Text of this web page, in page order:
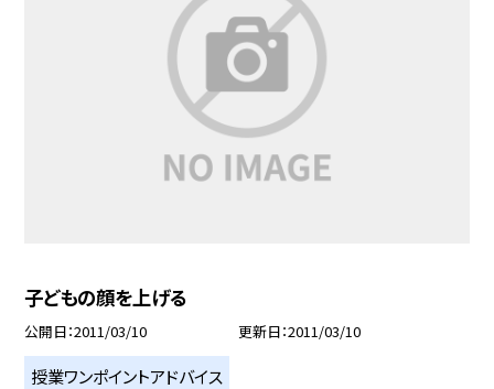
子どもの顔を上げる
公開日 2011/03/10 更新日 2011/03/10
授業ワンポイントアドバイス